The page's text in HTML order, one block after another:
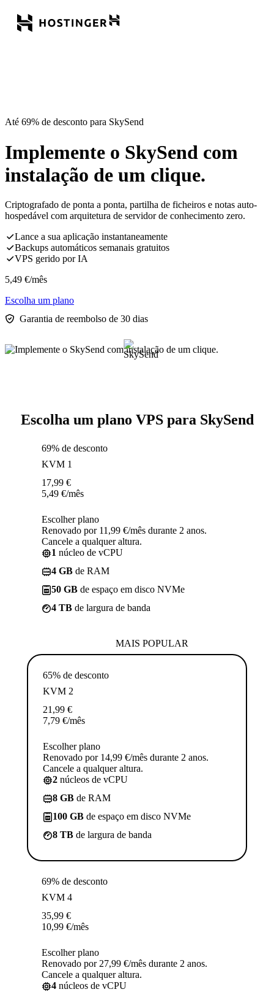
Até 69% de desconto para SkySend
Implemente o SkySend com
instalação de um clique.
Criptografado de ponta a ponta, partilha de ficheiros e notas auto-
hospedável com arquitetura de servidor de conhecimento zero.
Lance a sua aplicação instantaneamente
Backups automáticos semanais gratuitos
VPS gerido por IA
5,49 €/mês
Escolha um plano
Garantia de reembolso de 30 dias
Escolha um plano VPS para SkySend
69% de desconto
KVM 1
17,99 €
5,49 €/mês
Escolher plano
Renovado por 11,99 €/mês durante 2 anos.
Cancele a qualquer altura.
1 núcleo de vCPU
4 GB de RAM
50 GB de espaço em disco NVMe
4 TB de largura de banda
MAIS POPULAR
65% de desconto
KVM 2
21,99 €
7,79 €/mês
Escolher plano
Renovado por 14,99 €/mês durante 2 anos.
Cancele a qualquer altura.
2 núcleos de vCPU
8 GB de RAM
100 GB de espaço em disco NVMe
8 TB de largura de banda
69% de desconto
KVM 4
35,99 €
10,99 €/mês
Escolher plano
Renovado por 27,99 €/mês durante 2 anos.
Cancele a qualquer altura.
4 núcleos de vCPU